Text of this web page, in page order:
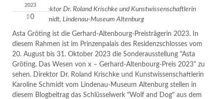
2023
0
Text von Direktor Dr. Roland Krischke und Kunstwissenschaftlerin
Karoline Schmidt, Lindenau-Museum Altenburg
Asta Gröting ist die Gerhard-Altenbourg-Preisträgerin 2023. In
diesem Rahmen ist im Prinzenpalais des Residenzschlosses vom
20. August bis 31. Oktober 2023 die Sonderausstellung "Asta
Gröting. Das Wesen von x – Gerhard-Altenbourg-Preis 2023" zu
sehen. Direktor Dr. Roland Krischke und Kunstwissenschaftlerin
Karoline Schmidt vom Lindenau-Museum Altenburg stellen in
diesem Blogbeitrag das Schlüsselwerk "Wolf and Dog" aus dem